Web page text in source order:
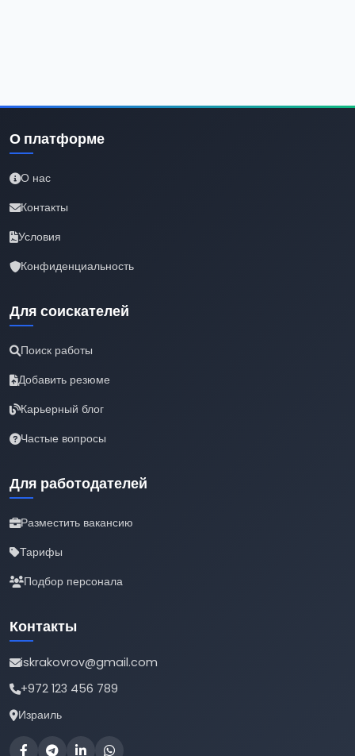
О платформе
О нас
Контакты
Условия
Конфиденциальность
Для соискателей
Поиск работы
Добавить резюме
Карьерный блог
Частые вопросы
Для работодателей
Разместить вакансию
Тарифы
Подбор персонала
Контакты
iskrakovrov@gmail.com
+972 123 456 789
Израиль